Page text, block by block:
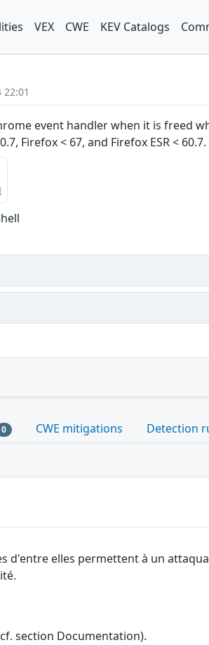
VEX CWE KEV Catalogs
event handler when it is freed
Firefox < 67, and Firefox ESR < 60.7.
0 CWE mitigations Detection
d'entre elles permettent à un
section Documentation).